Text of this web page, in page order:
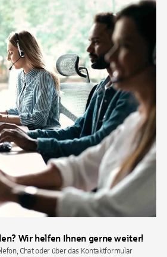
Wir helfen Ihnen gerne weiter!
Chat oder über das Kontaktformular